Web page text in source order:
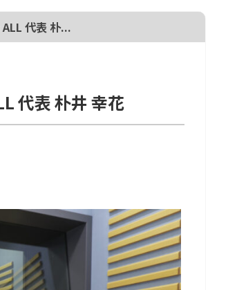
代表 朴...
代表 朴井 幸花